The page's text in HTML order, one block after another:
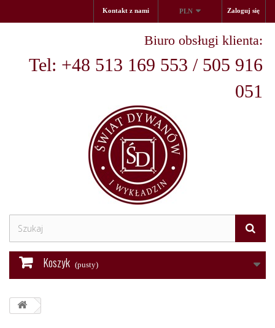
Zaloguj się
PLN
Kontakt z nami
Biuro obsługi klienta:
Tel: +48 513 169 553 / 505 916
051
Koszyk (pusty)